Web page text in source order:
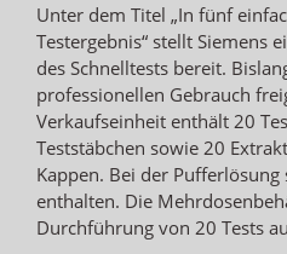
Unter dem Titel „In fünf
Testergebnis“ stellt Siemens
des Schnelltests bereit.
professionellen Gebrauch
Verkaufseinheit enthält 20
Teststäbchen sowie 20
Kappen. Bei der Pufferlösung
enthalten. Die
Durchführung von 20 Tests